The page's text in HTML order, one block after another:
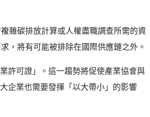
雜碳排放計算或人權盡職調查所需的資
，將有可能被排除在國際供應鏈之外。
許可證」。這一趨勢將促使產業協會與
企業也需要發揮「以大帶小」的影響